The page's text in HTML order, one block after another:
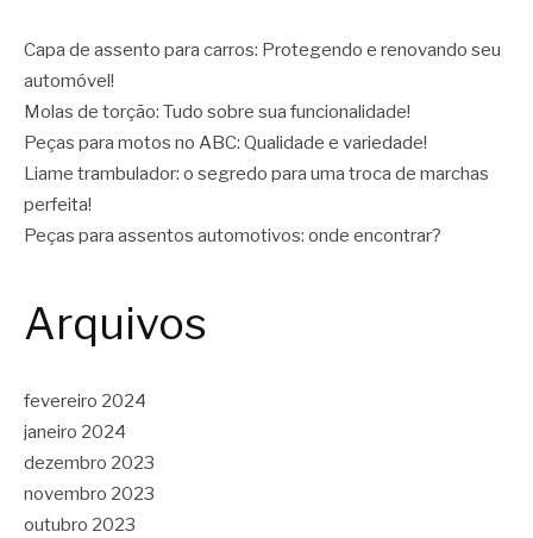
Capa de assento para carros: Protegendo e renovando seu
automóvel!
Molas de torção: Tudo sobre sua funcionalidade!
Peças para motos no ABC: Qualidade e variedade!
Liame trambulador: o segredo para uma troca de marchas
perfeita!
Peças para assentos automotivos: onde encontrar?
Arquivos
fevereiro 2024
janeiro 2024
dezembro 2023
novembro 2023
outubro 2023